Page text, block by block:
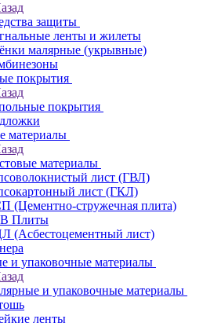
защиты
ленты и жилеты
малярные (укрывные)
покрытия
покрытия
материалы
материалы
лист (ГВЛ)
лист (ГКЛ)
(Цементно-стружечная плита)
Плиты
(Асбестоцементный лист)
и упаковочные материалы
и упаковочные материалы
ленты